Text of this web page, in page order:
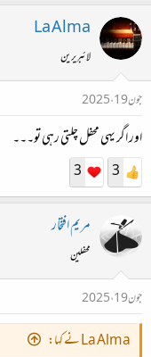
La Alma
لائبریرین
جون 19، 2025
اور اگر یہی محفل چلتی رہی تو۔۔۔
3
3
مریم افتخار
محفلین
جون 19، 2025
La Alma نے کہا: